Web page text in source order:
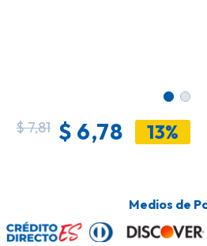
$7,81 $ 6,78 13%
Medios de